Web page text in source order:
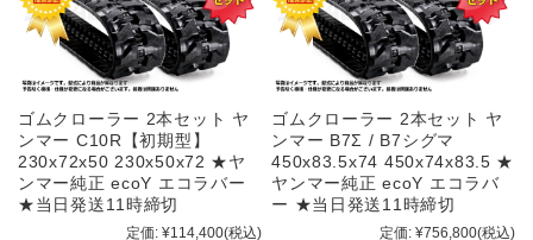
ゴムクローラー 2本セット ヤ
ンマー C10R【初期型】
230x72x50 230x50x72 ★ヤ
ンマー純正 ecoY エコラバー
★当日発送11時締切
定価: ¥114,400(税込)
ゴムクローラー 2本セット ヤ
ンマー B7Σ / B7シグマ
450x83.5x74 450x74x83.5 ★
ヤンマー純正 ecoY エコラバ
ー ★当日発送11時締切
定価: ¥756,800(税込)